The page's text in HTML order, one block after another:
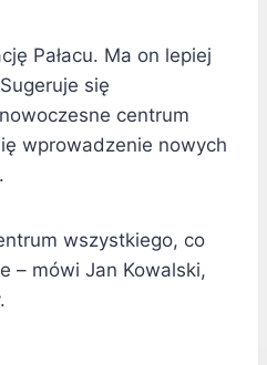
Pałacu. Ma on lepiej
się
centrum
wprowadzenie nowych
wszystkiego, co
– mówi Jan Kowalski,